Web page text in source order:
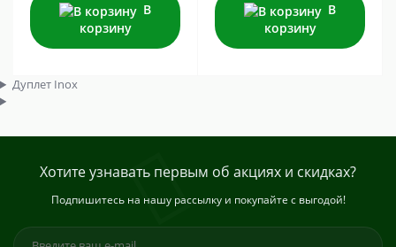
В
корзину
В
корзину
Дуплет Inox
Хотите узнавать первым об акциях и скидках?
Подпишитесь на нашу рассылку и покупайте с выгодой!